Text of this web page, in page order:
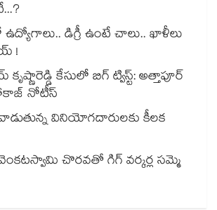
ఉద్యోగాలు.. డిగ్రీ ఉంటే చాలు.. ఖాళీలు
!
కృష్ణారెడ్డి కేసులో బిగ్ ట్విస్ట్: అత్తాపూర్
షోకాజ్ నోటీస్
వినియోగదారులకు కీలక
చొరవతో గిగ్ వర్కర్ల సమ్మె